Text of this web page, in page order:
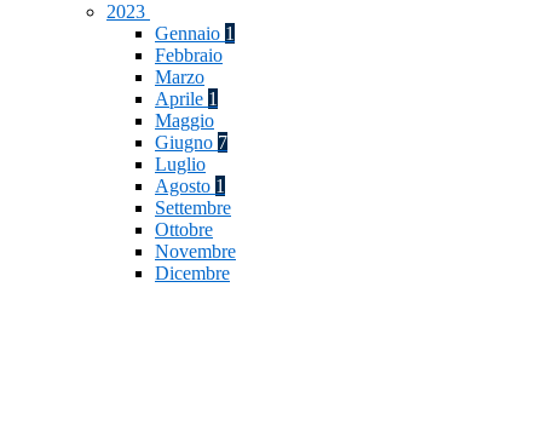
2023
Gennaio 1
Febbraio
Marzo
Aprile 1
Maggio
Giugno 7
Luglio
Agosto 1
Settembre
Ottobre
Novembre
Dicembre